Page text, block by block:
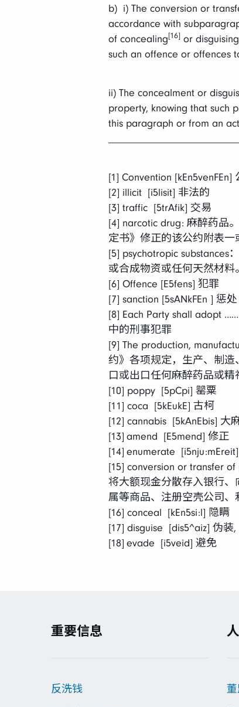
b) i) The conversion or
accordance with
of concealing[16]or disguising
such an offence or offences
ii) The concealment or
property, knowing that such
this paragraph or from an
[1] Convention [kEn5venFEn]
[2] illicit [i5lisit] 非法的
[3] traffic [5trAfik] 交易
[4] narcotic drug: 麻醉药品
定书》修正的该公约附表一
[5] psychotropic
或合成物资或任何天然材料。
[6] Offence [E5fens] 犯罪
[7] sanction [5sANkFEn ] 惩处
[8] Each Party shall adopt
中的刑事犯罪
[9] The production,
约》各项规定，生产、制
口或出口任何麻醉药品或精
[10] poppy [5pCpi] 罂粟
[11] coca [5kEukE] 古柯
[12] cannabis [5kAnEbis] 大
[13] amend [E5mend] 修正
[14] enumerate
[15] conversion or transfer
将大额现金分散存入银行
属等商品、注册空壳公司、
[16] conceal [kEn5si:l] 隐瞒
[17] disguise [dis5^aiz] 伪装
[18] evade [i5veid] 避免
重要信息
反洗钱